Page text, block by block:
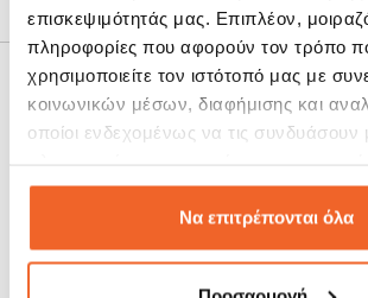
επισκεψιμότητάς μας. Επιπλέον,
πληροφορίες που αφορούν τον τρόπο
χρησιμοποιείτε τον ιστότοπό μας με
κοινωνικών μέσων, διαφήμισης και
οποίοι ενδεχομένως να τις συνδυάσουν
έχουν συλλέξει σε σχέση με την από
των υπηρεσιών τους.Να επιτρέπονται όλα
Πολιτική Επιστροφών
ΣΧΕΤΙΚΆ